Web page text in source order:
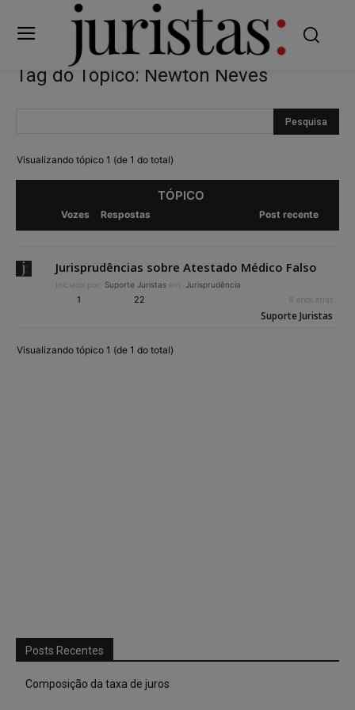
Tag do Tópico: Newton Neves
Visualizando tópico 1 (de 1 do total)
TÓPICO
Vozes Respostas Post recente
Jurisprudências sobre Atestado Médico Falso
Iniciado por: Suporte Juristas em: Jurisprudência
1 22 8 anos atrás
Suporte Juristas
Visualizando tópico 1 (de 1 do total)
Posts Recentes
Composição da taxa de juros